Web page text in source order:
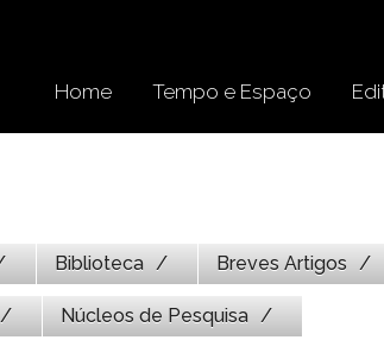
Home Tempo e Espaço
Biblioteca Breves Artigos
Núcleos de Pesquisa